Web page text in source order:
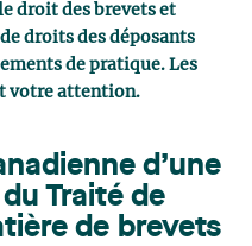
droit des brevets et
droits des déposants
de pratique. Les
votre attention.
d’une
Traité de
de brevets